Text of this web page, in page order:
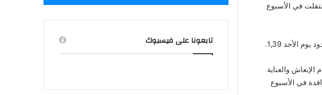
في الأسبوع
الأحد 1,39.
والعناية
منتقلة من 42 حالة جديدة في الأسبوع الأول الى 152 حالة وافدة في الأسبوع
تابعونا على فيسبوك